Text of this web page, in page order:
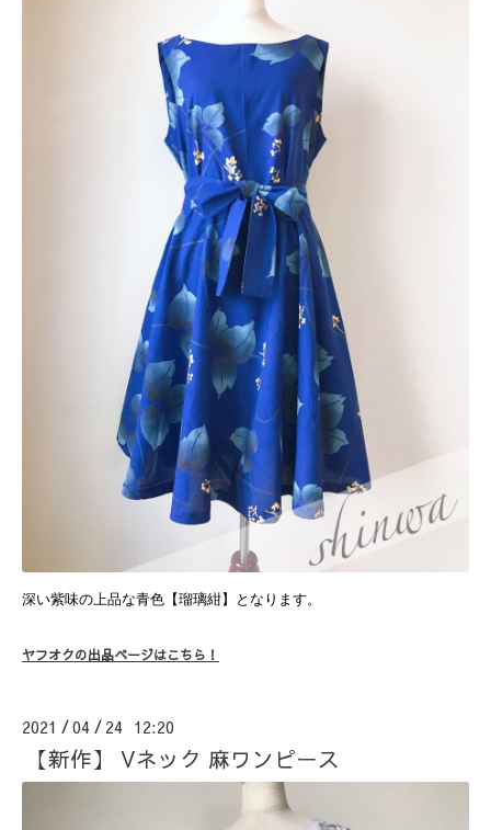
深い紫味の上品な青色【瑠璃紺】となります。
ヤフオクの出品ページはこちら！
2021 /04 / 24 12:20
【新作】 Vネック 麻ワンピース